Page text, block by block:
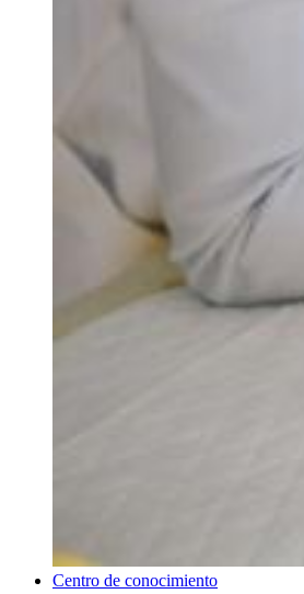
Centro de conocimiento